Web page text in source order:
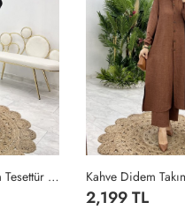
Siyah Didem Takım Tesettür Giyim Siyah
2,199 TL